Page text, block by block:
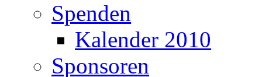
Spenden
Kalender 2010
Sponsoren